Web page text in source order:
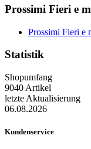
Prossimi Fieri e
Prossimi Fieri e
Statistik
Shopumfang
9040 Artikel
letzte Aktualisierung
06.08.2026
Kundenservice